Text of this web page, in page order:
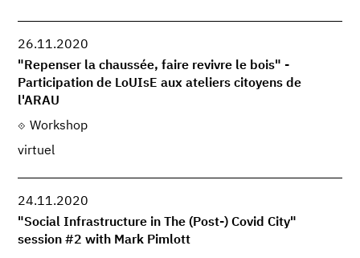
26.11.2020
"Repenser la chaussée, faire revivre le bois" -
Participation de LoUIsE aux ateliers citoyens de
l'ARAU
Workshop
virtuel
24.11.2020
"Social Infrastructure in The (Post-) Covid City"
session #2 with Mark Pimlott